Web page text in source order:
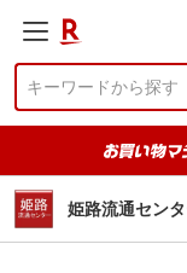
姫路流通セン